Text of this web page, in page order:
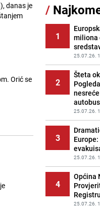
danas je
Orić se
11
braća
PRIJE 2
Gosti iz
smijali
PRIJE 2
Kako
sjaja
PRIJE 1
14
PRIJE 2
15
Novi
otkrile
PRIJE 2
/
1
miliona
25.07.26.
2
Šteta
25.07.26.
3
25.07.26.
4
Općina
25.07.26.